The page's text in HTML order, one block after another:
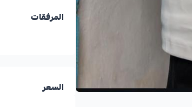
المرفقات
السعر